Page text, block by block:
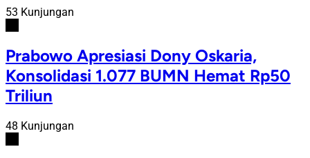
53 Kunjungan
Prabowo Apresiasi Dony Oskaria,
Konsolidasi 1.077 BUMN Hemat Rp50
Triliun
48 Kunjungan